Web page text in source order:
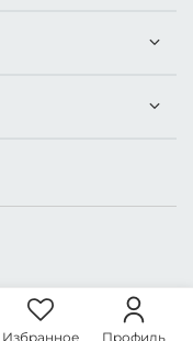
Избранное Профиль